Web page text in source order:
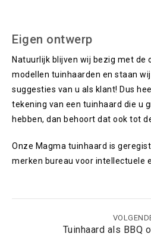
Eigen ontwerp
Natuurlijk blijven wij bezig met de
modellen tuinhaarden en staan
suggesties van u als klant! Dus
tekening van een tuinhaard die u
hebben, dan behoort dat ook tot
Onze Magma tuinhaard is
merken bureau voor intellectuele
Tuinhaard als BBQ